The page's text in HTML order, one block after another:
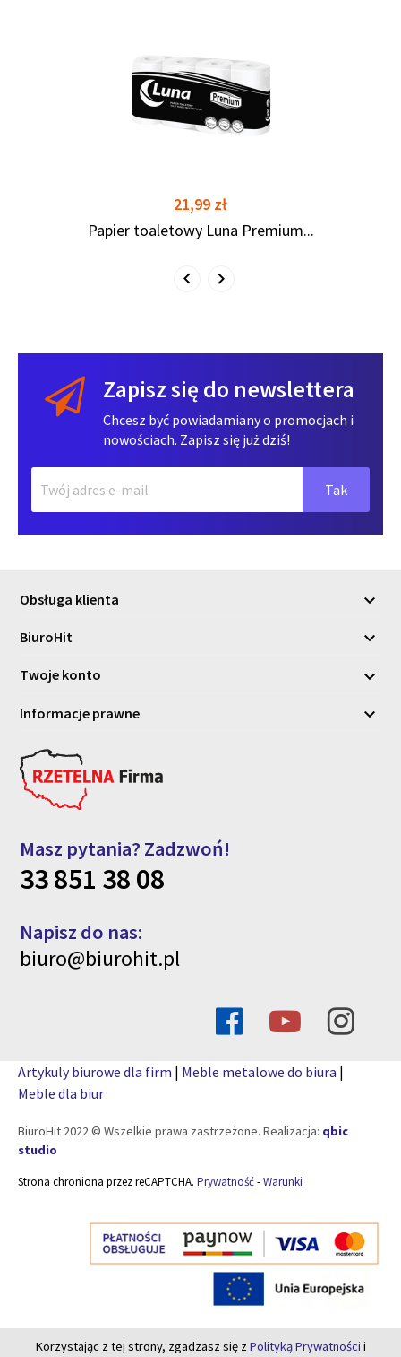
Cena
21,99 zł
Papier toaletowy Luna Premium...
Zapisz się do newslettera
Chcesz być powiadamiany o promocjach i
nowościach. Zapisz się już dziś!
Obsługa klienta 
BiuroHit 
Twoje konto 
Informacje prawne 
Masz pytania? Zadzwoń!
33 851 38 08
Napisz do nas:
biuro@biurohit.pl
Artykuly biurowe dla firm | Meble metalowe do biura |
Meble dla biur
BiuroHit 2022 © Wszelkie prawa zastrzeżone. Realizacja: qbic
studio
Strona chroniona przez reCAPTCHA. Prywatność-Warunki
Korzystając z tej strony, zgadzasz się zPolityką Prywatności i